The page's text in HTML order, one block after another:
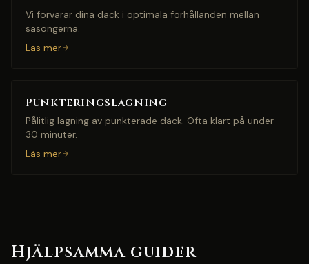
Vi förvarar dina däck i optimala förhållanden mellan
säsongerna.
Läs mer
Punkteringslagning
Pålitlig lagning av punkterade däck. Ofta klart på under
30 minuter.
Läs mer
Hjälpsamma guider